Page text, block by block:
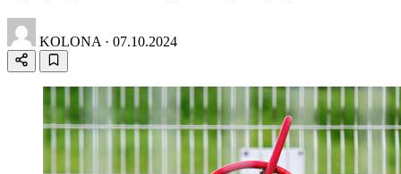
KOLONA · 07.10.2024